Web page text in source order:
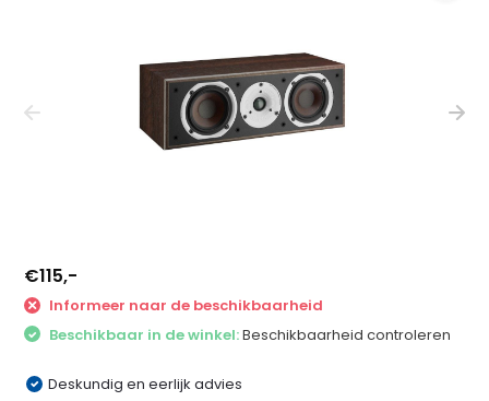
€115,-
Informeer naar de beschikbaarheid
Beschikbaar in de winkel:Beschikbaarheid controleren
Deskundig en eerlijk advies